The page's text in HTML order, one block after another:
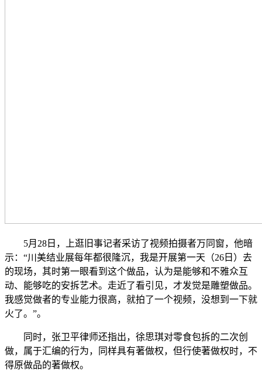
5月28日，上逛旧事记者采访了视频拍摄者万同窗，他暗
示：“川美结业展每年都很隆沉，我是开展第一天（26日）去
的现场，其时第一眼看到这个做品，认为是能够和不雅众互
动、能够吃的安拆艺术。走近了看引见，才发觉是雕塑做品。
我感觉做者的专业能力很高，就拍了一个视频，没想到一下就
火了。”。
同时，张卫平律师还指出，徐思琪对零食包拆的二次创
做，属于汇编的行为，同样具有著做权，但行使著做权时，不
得原做品的著做权。